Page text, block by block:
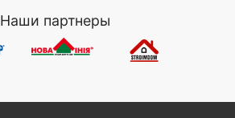
Наши партнеры